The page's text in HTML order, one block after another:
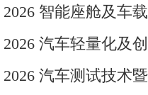
2026 智能座舱及车
2026 汽车轻量化及
2026 汽车测试技术